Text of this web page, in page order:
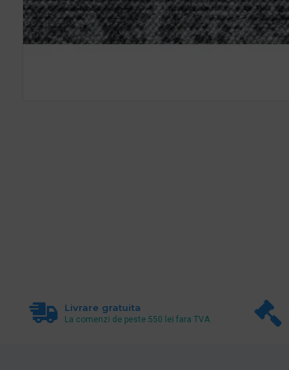
Livrare gratuita
La comenzi de peste 550 lei fara TVA.